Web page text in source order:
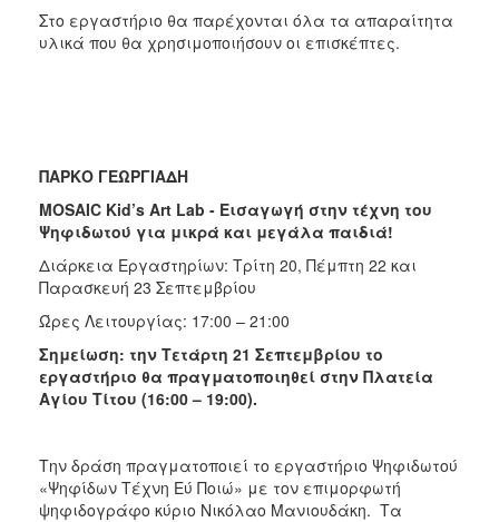
Στο εργαστήριο θα παρέχονται όλα τα απαραίτητα
υλικά που θα χρησιμοποιήσουν οι επισκέπτες.
ΠΑΡΚΟ ΓΕΩΡΓΙΑΔΗ
MOSAIC Kid’s Art Lab - Εισαγωγή στην τέχνη του
Ψηφιδωτού για μικρά και μεγάλα παιδιά!
Διάρκεια Εργαστηρίων: Τρίτη 20, Πέμπτη 22 και
Παρασκευή 23 Σεπτεμβρίου
Ώρες Λειτουργίας: 17:00 – 21:00
Σημείωση: την Τετάρτη 21 Σεπτεμβρίου το
εργαστήριο θα πραγματοποιηθεί στην Πλατεία
Αγίου Τίτου (16:00 – 19:00).
Την δράση πραγματοποιεί το εργαστήριο Ψηφιδωτού
«Ψηφίδων Τέχνη Εύ Ποιώ» με τον επιμορφωτή
ψηφιδογράφο κύριο Νικόλαο Μανιουδάκη. Τα